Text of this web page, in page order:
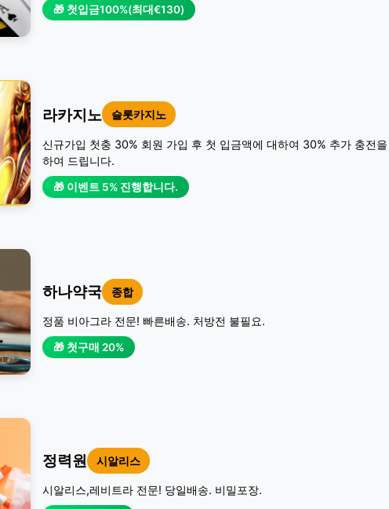
🎁 첫입금100%(최대€130)
라카지노 슬롯카지노
신규가입 첫충 30% 회원 가입 후 첫 입금액에 대하여 30% 추가 충전을
하여 드립니다.
🎁 이벤트 5% 진행합니다.
하나약국 종합
정품 비아그라 전문! 빠른배송. 처방전 불필요.
🎁 첫구매 20%
정력원 시알리스
시알리스,레비트라 전문! 당일배송. 비밀포장.